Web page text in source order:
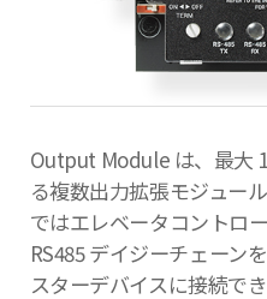
Output Module は、最大
る複数出力拡張モジュー
ではエレベータコントロ
RS485 デイジーチェーン
スターデバイスに接続で